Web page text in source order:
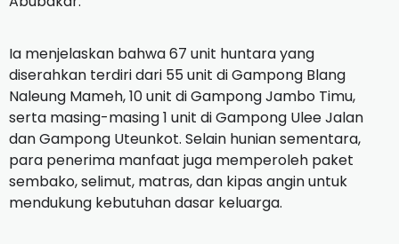
Ia menjelaskan bahwa 67 unit huntara yang
diserahkan terdiri dari 55 unit di Gampong Blang
Naleung Mameh, 10 unit di Gampong Jambo Timu,
serta masing-masing 1 unit di Gampong Ulee Jalan
dan Gampong Uteunkot. Selain hunian sementara,
para penerima manfaat juga memperoleh paket
sembako, selimut, matras, dan kipas angin untuk
mendukung kebutuhan dasar keluarga.